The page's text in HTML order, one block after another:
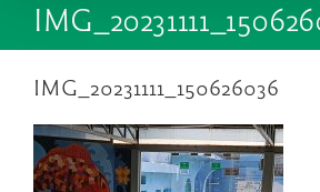
IMG_20231111_150626036